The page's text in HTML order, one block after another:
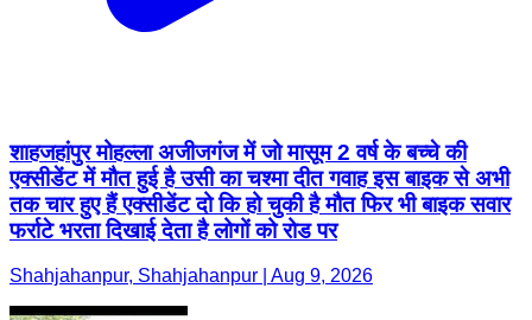
शाहजहांपुर मोहल्ला अजीजगंज में जो मासूम 2 वर्ष के बच्चे की
एक्सीडेंट में मौत हुई है उसी का चश्मा दीत गवाह इस बाइक से अभी
तक चार हुए हैं एक्सीडेंट दो कि हो चुकी है मौत फिर भी बाइक सवार
फर्राटे भरता दिखाई देता है लोगों को रोड पर
Shahjahanpur, Shahjahanpur | Aug 9, 2026